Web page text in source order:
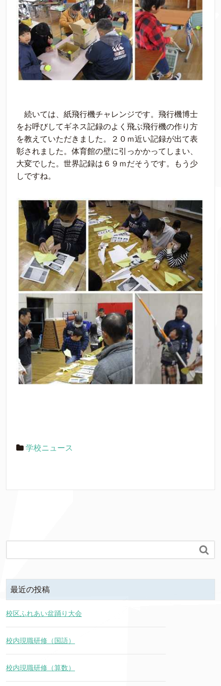
続いては、紙飛行機チャレンジです。飛行機博士
をお呼びしてギネス記録のよく飛ぶ飛行機の作り方
を教えていただきました。２０ｍ近い記録が出て表
彰されました。体育館の壁に引っかかってしまい、
大変でした。世界記録は６９ｍだそうです。もう少
しですね。
学校ニュース

最近の投稿
校区ふれあい盆踊り大会
校内現職研修（国語）
校内現職研修（算数）